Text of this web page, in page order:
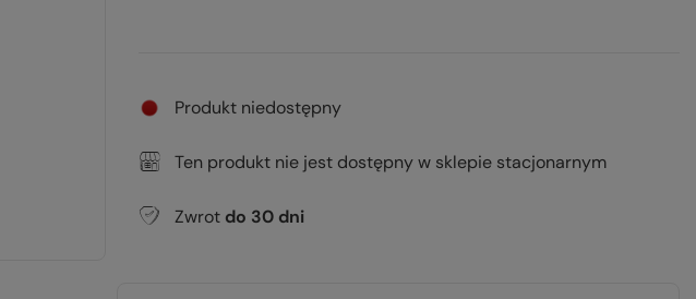
Produkt niedostępny
Ten produkt nie jest dostępny w sklepie stacjonarnym
Zwrot do 30 dni